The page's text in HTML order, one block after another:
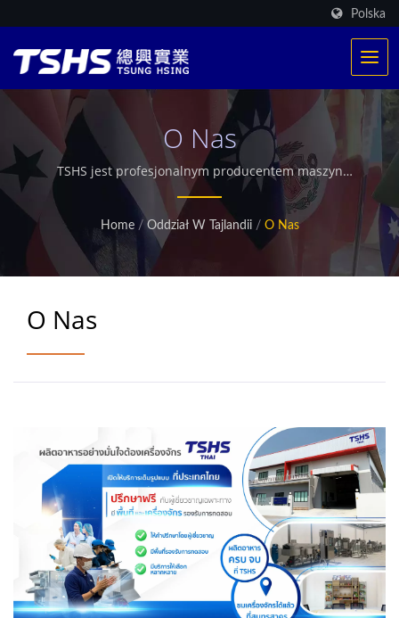
Polska
O Nas
TSHS jest profesjonalnym producentem maszyn
spożywczych. Posiadamy wyłączny opatentowany
system grzewczy. Dostarczyliśmy ponad 500 produkcji
smażenia na całym świecie. Oferujemy również
dostosowaną przemysłową suszarkę mikrofalową.
Home / Oddział W Tajlandii / O Nas
O Nas